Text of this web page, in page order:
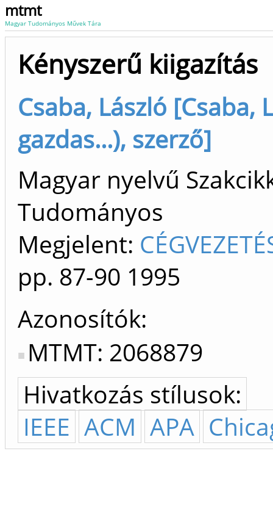
mtmt
Magyar Tudományos Művek Tára
Kényszerű kiigazítás
Csaba, László [Csaba,
gazdas...), szerző]
Magyar nyelvű
Tudományos
Megjelent:
pp. 87-90 1995
Azonosítók
MTMT: 2068879
Hivatkozás stílusok:
IEEE ACM APA